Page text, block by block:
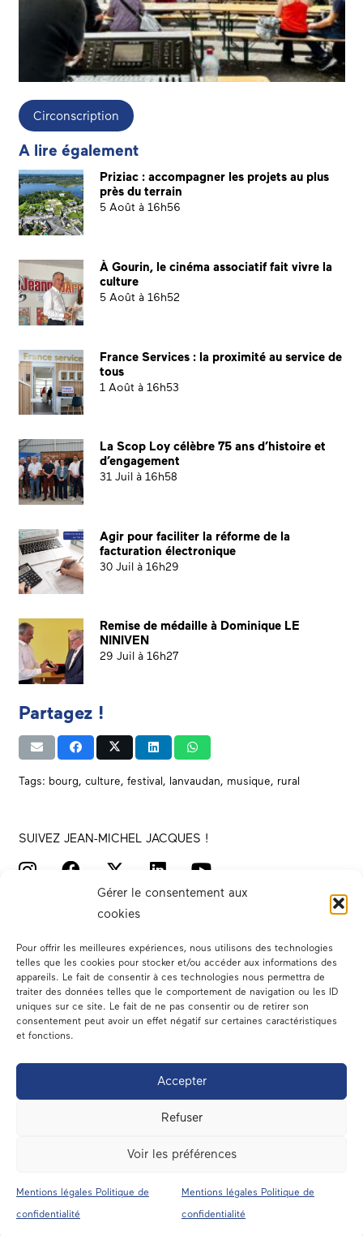
Gérer le consentement aux
cookies
Pour offrir les meilleures expériences, nous utilisons des technologies
telles que les cookies pour stocker et/ou accéder aux informations des
appareils. Le fait de consentir à ces technologies nous permettra de
traiter des données telles que le comportement de navigation ou les ID
uniques sur ce site. Le fait de ne pas consentir ou de retirer son
consentement peut avoir un effet négatif sur certaines caractéristiques
et fonctions.
Accepter
Refuser
Voir les préférences
Mentions légales Politique de
confidentialité
Mentions légales Politique de
confidentialité
Circonscription
A lire également
Priziac : accompagner les projets au plus
près du terrain
5 Août à 16h56
À Gourin, le cinéma associatif fait vivre la
culture
5 Août à 16h52
France Services : la proximité au service de
tous
1 Août à 16h53
La Scop Loy célèbre 75 ans d’histoire et
d’engagement
31 Juil à 16h58
Agir pour faciliter la réforme de la
facturation électronique
30 Juil à 16h29
Remise de médaille à Dominique LE
NINIVEN
29 Juil à 16h27
Partagez !
Tags: bourg, culture, festival, lanvaudan, musique, rural
SUIVEZ JEAN-MICHEL JACQUES !
Votre député
Dans les médias
En circonscription
A l’assemblée
Contact
Mentions légales